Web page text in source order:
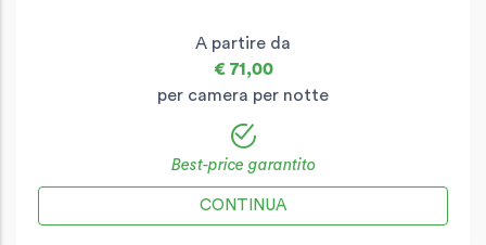
A partire da
€ 71,00
per camera per notte
Best-price garantito
CONTINUA